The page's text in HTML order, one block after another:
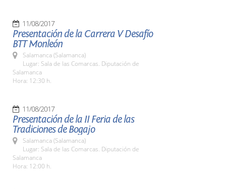
11/08/2017
Presentación de la Carrera V Desafío
BTT Monleón
Salamanca (Salamanca)
Lugar: Sala de las Comarcas. Diputación de
Salamanca
Hora: 12:30 h.
11/08/2017
Presentación de la II Feria de las
Tradiciones de Bogajo
Salamanca (Salamanca)
Lugar: Sala de las Comarcas. Diputación de
Salamanca
Hora: 12:00 h.